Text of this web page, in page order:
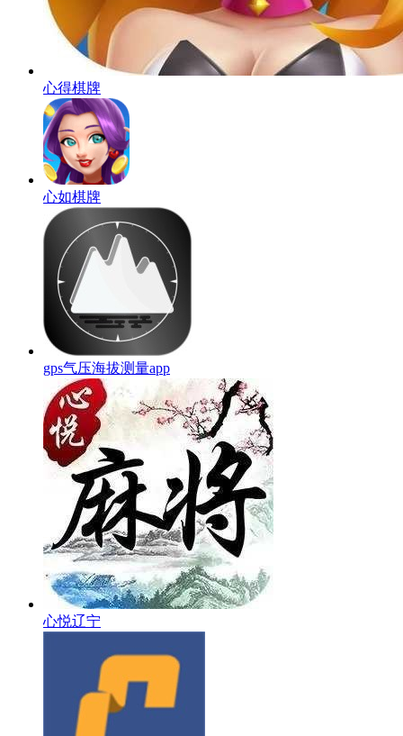
心得棋牌
心如棋牌
gps气压海拔测量app
心悦辽宁